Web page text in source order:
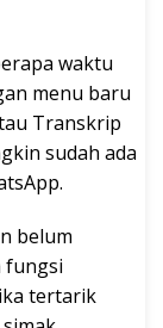
waktu
menu baru
Transkrip
sudah ada
belum
fungsi
tertarik